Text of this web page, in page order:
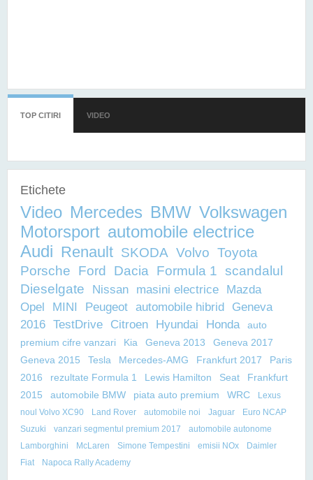
TOP CITIRI (TAB ACTIV)
VIDEO
Etichete
Video Mercedes BMW Volkswagen
Motorsport automobile electrice
Audi Renault SKODA Volvo Toyota
Porsche
Ford Dacia Formula 1 scandalul
Dieselgate
Nissan masini electrice
Mazda
Opel
MINI Peugeot automobile hibrid
Geneva
2016 TestDrive Citroen Hyundai Honda
auto
premium cifre vanzari
Kia Geneva 2013
Geneva 2017
Geneva 2015
Tesla Mercedes-AMG Frankfurt 2017
Paris
2016
rezultate Formula 1 Lewis Hamilton Seat
Frankfurt
2015
automobile BMW piata auto premium WRC
Lexus
noul Volvo XC90
Land Rover automobile noi Jaguar
Euro NCAP
Suzuki
vanzari segmentul premium 2017
automobile autonome
Lamborghini
McLaren Simone Tempestini emisii NOx
Daimler
Fiat
Napoca Rally Academy